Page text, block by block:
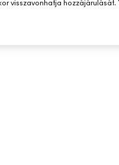
visszavonhatja hozzájárulását.